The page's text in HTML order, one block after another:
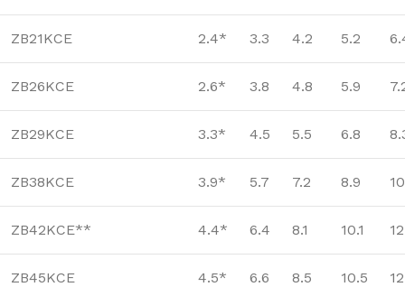
ZB21KCE 2.4* 3.3 4.2 5.2
ZB26KCE 2.6* 3.8 4.8 5.9
ZB29KCE 3.3* 4.5 5.5 6.8
ZB38KCE 3.9* 5.7 7.2 8.9
ZB42KCE** 4.4* 6.4 8.1 10.1
ZB45KCE 4.5* 6.6 8.5 10.5